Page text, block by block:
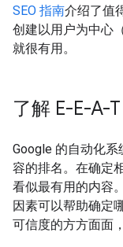
SEO 指南介绍了值
创建以用户为中心
就很有用。
了解 E-E-A-
Google 的自动化系
容的排名。在确定
看似最有用的内容
因素可以帮助确定
可信度的方方面面